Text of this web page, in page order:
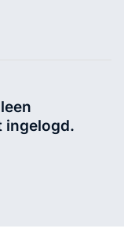
ingelogd.